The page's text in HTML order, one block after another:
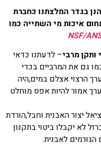
בגדר המלצתנו כחברת
איכות מי השתייה כמו
ותקן מרבי– לדעתנו כדאי
גם את המרביים בכדי
הרצוי אצלם במים,היה
אמור להיות אפס מוחלט
יצור האבנית וחבל,הורדת
לא יקבלו ביטוי בתקנון
הגורמים לאבנית.